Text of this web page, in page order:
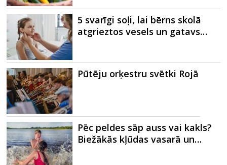
5 svarīgi soļi, lai bērns skolā
atgrieztos vesels un gatavs…
Pūtēju orķestru svētki Rojā
Pēc peldes sāp auss vai kakls?
Biežākās kļūdas vasarā un…